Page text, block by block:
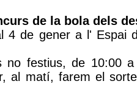
de la bola dels
4 de gener a l' Espai
no festius, de 10:00
al matí, farem el